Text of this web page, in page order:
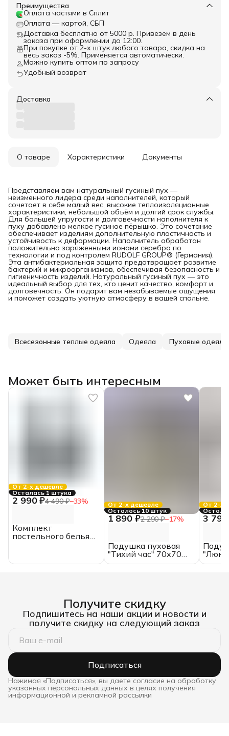
Преимущества
Оплата частями в Сплит
Оплата — картой, СБП
Доставка бесплатно от 5000 р. Привезем в день
заказа при оформлении до 12:00.
При покупке от 2-х штук любого товара, скидка на
весь заказ -5%. Применяется автоматически.
Можно купить оптом по запросу
Удобный возврат
Доставка
О товаре Характеристики Документы
Представляем вам натуральный гусиный пух —
неизменного лидера среди наполнителей, который
сочетает в себе малый вес, высокие теплоизоляционные
характеристики, небольшой объём и долгий срок службы.
Для большей упругости и долговечности наполнителя к
пуху добавлено мелкое гусиное пёрышко. Это сочетание
обеспечивает изделиям дополнительную пластичность и
устойчивость к деформации. Наполнитель обработан
положительно заряженными ионами серебра по
технологии и под контролем RUDOLF GROUP® (Германия).
Эта антибактериальная защита предотвращает развитие
бактерий и микроорганизмов, обеспечивая безопасность и
гигиеничность изделий. Натуральный гусиный пух — это
идеальный выбор для тех, кто ценит качество, комфорт и
долговечность. Он подарит вам незабываемые ощущения
и поможет создать уютную атмосферу в вашей спальне.
Всесезонные теплые одеяла Одеяла Пуховые одеяла
Может быть интересным
От 2-х дешевле
Осталась 1 штука
2 990 ₽4 490 ₽−33%
Комплект
постельного белья
От 2-х дешевле
Осталось 10 штук
1 890 ₽2 290 ₽−17%
Подушка пуховая
"Тихий час" 70х70
Belashoff
От 2-х
3
Получите скидку
Подпишитесь на наши акции и новости и
получите скидку на следующий заказ
Подписаться
Нажимая «Подписаться», вы даете согласие на обработку
указанных персональных данных в целях получения
информационной и рекламной рассылки